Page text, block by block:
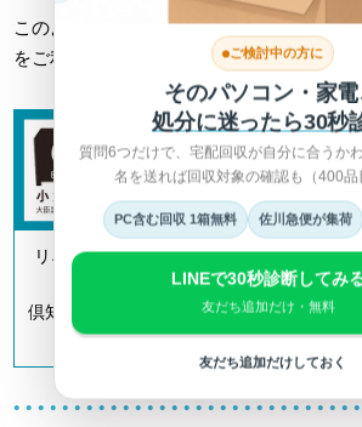
このようなトラブルに巻き込まれない為
をご利用ください。
リネットジャパンは「小型家電リサイク
す。
倶知安町を含む全国700以上の自治体とも
推進しています。
ご検討中の方に
そのパソコン・家電
処分に迷ったら30秒
質問6つだけで、宅配回収が自分に合うか
名を送れば回収対象の確認も（400品
PC含む回収 1箱無料 佐川急便が集荷
LINEで30秒診断してみ
友だち追加だけ・無料
友だち追加だけしておく